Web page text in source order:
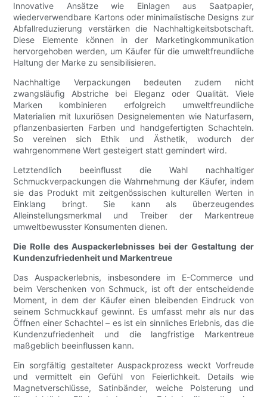
Innovative Ansätze wie Einlagen aus Saatpapier,
wiederverwendbare Kartons oder minimalistische Designs zur
Abfallreduzierung verstärken die Nachhaltigkeitsbotschaft.
Diese Elemente können in der Marketingkommunikation
hervorgehoben werden, um Käufer für die umweltfreundliche
Haltung der Marke zu sensibilisieren.
Nachhaltige Verpackungen bedeuten zudem nicht
zwangsläufig Abstriche bei Eleganz oder Qualität. Viele
Marken kombinieren erfolgreich umweltfreundliche
Materialien mit luxuriösen Designelementen wie Naturfasern,
pflanzenbasierten Farben und handgefertigten Schachteln.
So vereinen sich Ethik und Ästhetik, wodurch der
wahrgenommene Wert gesteigert statt gemindert wird.
Letztendlich beeinflusst die Wahl nachhaltiger
Schmuckverpackungen die Wahrnehmung der Käufer, indem
sie das Produkt mit zeitgenössischen kulturellen Werten in
Einklang bringt. Sie kann als überzeugendes
Alleinstellungsmerkmal und Treiber der Markentreue
umweltbewusster Konsumenten dienen.
Die Rolle des Auspackerlebnisses bei der Gestaltung der
Kundenzufriedenheit und Markentreue
Das Auspackerlebnis, insbesondere im E-Commerce und
beim Verschenken von Schmuck, ist oft der entscheidende
Moment, in dem der Käufer einen bleibenden Eindruck von
seinem Schmuckkauf gewinnt. Es umfasst mehr als nur das
Öffnen einer Schachtel – es ist ein sinnliches Erlebnis, das die
Kundenzufriedenheit und die langfristige Markentreue
maßgeblich beeinflussen kann.
Ein sorgfältig gestalteter Auspackprozess weckt Vorfreude
und vermittelt ein Gefühl von Feierlichkeit. Details wie
Magnetverschlüsse, Satinbänder, weiche Polsterung und